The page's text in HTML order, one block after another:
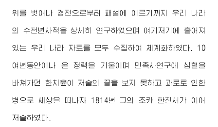
위를 벗어나 경전으로부터 패설에 이르기까지 우리 나라
의 수천년사적을 상세히 연구하였으며 여기저기에 흩어져
있는 우리 나라 자료를 모두 수집하여 체계화하였다. 10
여년동안이나 온 정력을 기울이며 민족사연구에 심혈을
바쳐가던 한치윤이 저술의 끝을 보지 못하고 과로로 인한
병으로 세상을 떠나자 1814년 그의 조카 한진서가 이어
저술하였다.